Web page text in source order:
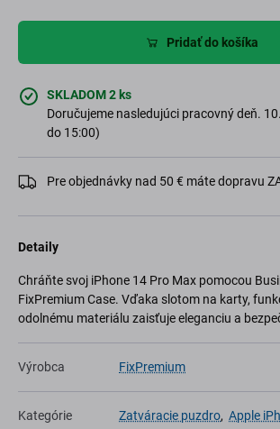
Pridať do košíka
SKLADOM 2 ks
Doručujeme nasledujúci pracovný deň.
do 15:00)
Pre objednávky nad 50 € máte dopravu
Detaily
Chráňte svoj iPhone 14 Pro Max pomocou
FixPremium Case. Vďaka slotom na karty,
odolnému materiálu zaisťuje eleganciu a
Výrobca FixPremium
Kategórie Zatváracie puzdro, Apple